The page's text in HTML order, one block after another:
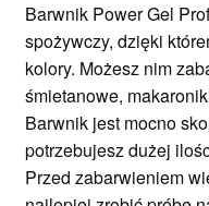
Barwnik Power Gel
spożywczy, dzięki
kolory. Możesz nim
śmietanowe,
Barwnik jest mocno
potrzebujesz dużej
Przed zabarwieniem